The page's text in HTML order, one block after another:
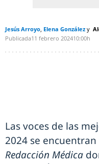
Jesús Arroyo Elena González
Publicada11 febrero 202410:00h
Las voces de las
2024 se
Redacción Médica